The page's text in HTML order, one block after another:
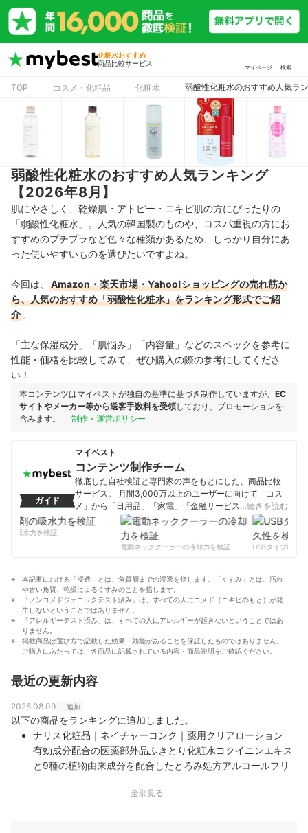
化粧水おすすめ
商品比較サービス
マイページ 検索
TOP コスメ・化粧品 化粧水 弱酸性化粧水のおすすめ人気ラ
弱酸性化粧水のおすすめ人気ランキング
【2026年8月】
肌にやさしく、乾燥肌・アトピー・ニキビ肌の方にぴったりの
「弱酸性化粧水」。人気の韓国製のものや、コスパ重視の方にお
すすめのプチプラなど色々な種類があるため、しっかり自分にあ
った使いやすいものを選びたいですよね。
今回は、
Amazon・楽天市場・Yahoo!ショッピングの売れ筋か
ら、人気のおすすめ「弱酸性化粧水」をランキング形式でご紹
介 。
「主な保湿成分」「肌悩み」「内容量」などのスペックを参考に
性能・価格を比較してみて、ぜひ購入の際の参考にしてくださ
い！
本コンテンツはマイベストが独自の基準に基づき制作していますが、 EC
サイトやメーカー等から送客手数料を受領しており、プロモーションを
含みます。
制作・運営ポリシー
ガイド
マイベスト
コンテンツ制作チーム
徹底した自社検証と専門家の声をもとにした、商品比較
サービス。 月間3,000万以上のユーザーに向けて「コス
メ」から「日用品」「家電」「金融サービス」まで、ベ
ストな商品を選んでもらうために、毎日コンテンツを制
コンテンツ制作チームのプロフィール
…続きを読む
の吸水力を検証
電動ネッククーラーの冷却力を検証
USBタイプCケー
本記事における「浸透」とは、角質層までの浸透を指します。「くすみ」とは、汚れ
や古い角質、乾燥によるくすみのことを指します。
「ノンコメドジェニックテスト済み」は、すべての人にコメド（ニキビのもと）が発
生しないということではありません。
「アレルギーテスト済み」は、すべての人にアレルギーが起きないということではあ
りません。
掲載商品は選び方で記載した効果・効能があることを保証したものではありません。
ご購入にあたっては、各商品に記載されている内容・商品説明をご確認ください。
最近の更新内容
2026.08.09 追加
以下の商品をランキングに追加しました。
ナリス化粧品｜ネイチャーコンク｜薬用クリアローション
有効成分配合の医薬部外品ふきとり化粧水ヨクイニンエキス
と9種の植物由来成分を配合したとろみ処方アルコールフリ
全部見る